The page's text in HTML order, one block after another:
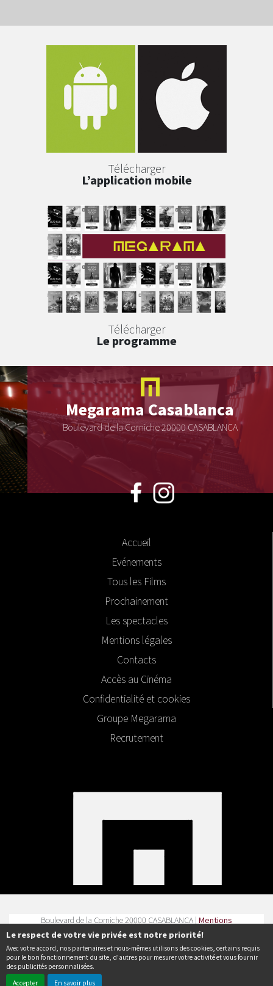
Le respect de votre vie privée est notre priorité!
Avec votre accord, nos partenaires et nous-mêmes utilisons des cookies, certains requis
pour le bon fonctionnement du site, d'autres pour mesurer votre activité et vous fournir
des publicités personnalisées.
Accepter
En savoir plus
Télécharger
L’application mobile
Télécharger
Le programme
MegaramaCasablanca
Boulevard de la Corniche 20000 CASABLANCA
Accueil
Evénements
Tous les Films
Prochainement
Les spectacles
Mentions légales
Contacts
Accès au Cinéma
Confidentialité et cookies
Groupe Megarama
Recrutement
Boulevard de la Corniche 20000 CASABLANCA | Mentions
légales| Contact| Tel :
Politique de confidentialité
© Erakys